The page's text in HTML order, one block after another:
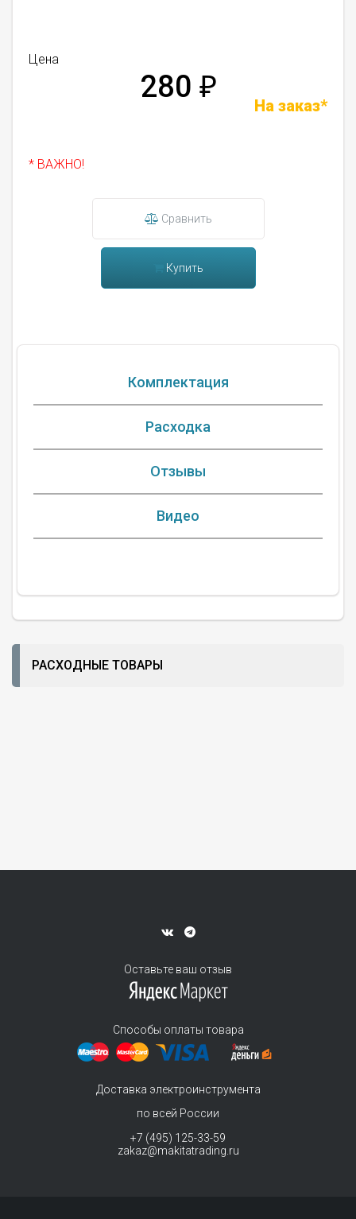
Цена
280 ₽
На заказ*
* ВАЖНО!
Сравнить
Купить
Комплектация
Расходка
Отзывы
Видео
РАСХОДНЫЕ ТОВАРЫ
Оставьте ваш отзыв
Способы оплаты товара
Доставка электроинструмента
по всей России
+7 (495) 125-33-59
zakaz@makitatrading.ru